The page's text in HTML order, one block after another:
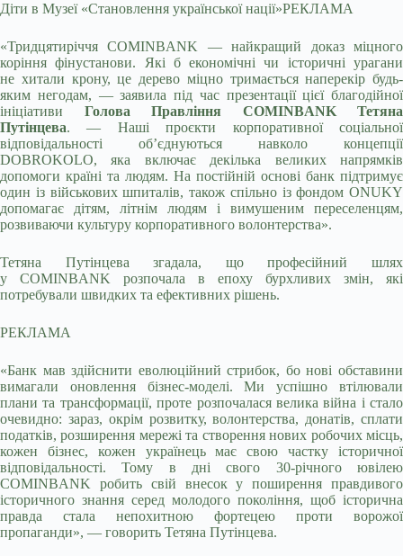
Діти в Музеї «Становлення української нації»РЕКЛАМА
«Тридцятиріччя COMINBANK — найкращий доказ міцного
коріння фінустанови. Які б економічні чи історичні урагани
не хитали крону, це дерево міцно тримається наперекір будь-
яким негодам, — заявила під час презентації цієї благодійної
ініціативи Голова Правління COMINBANK Тетяна
Путінцева. — Наші проєкти корпоративної соціальної
відповідальності об’єднуються навколо концепції
DOBROKOLO, яка включає декілька великих напрямків
допомоги країні та людям. На постійній основі банк підтримує
один із військових шпиталів, також спільно із фондом ONUKY
допомагає дітям, літнім людям і вимушеним переселенцям,
розвиваючи культуру корпоративного волонтерства».
Тетяна Путінцева згадала, що професійний шлях
у COMINBANK розпочала в епоху бурхливих змін, які
потребували швидких та ефективних рішень.
РЕКЛАМА
«Банк мав здійснити еволюційний стрибок, бо нові обставини
вимагали оновлення бізнес-моделі. Ми успішно втілювали
плани та трансформації, проте розпочалася велика війна і стало
очевидно: зараз, окрім розвитку, волонтерства, донатів, сплати
податків, розширення мережі та створення нових робочих місць,
кожен бізнес, кожен українець має свою частку історичної
відповідальності. Тому в дні свого 30-річного ювілею
COMINBANK робить свій внесок у поширення правдивого
історичного знання серед молодого покоління, щоб історична
правда стала непохитною фортецею проти ворожої
пропаганди», — говорить Тетяна Путінцева.